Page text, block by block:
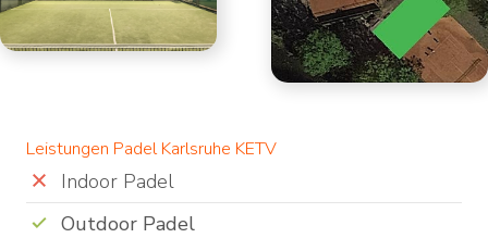
Leistungen Padel Karlsruhe KETV
Indoor Padel
Outdoor Padel